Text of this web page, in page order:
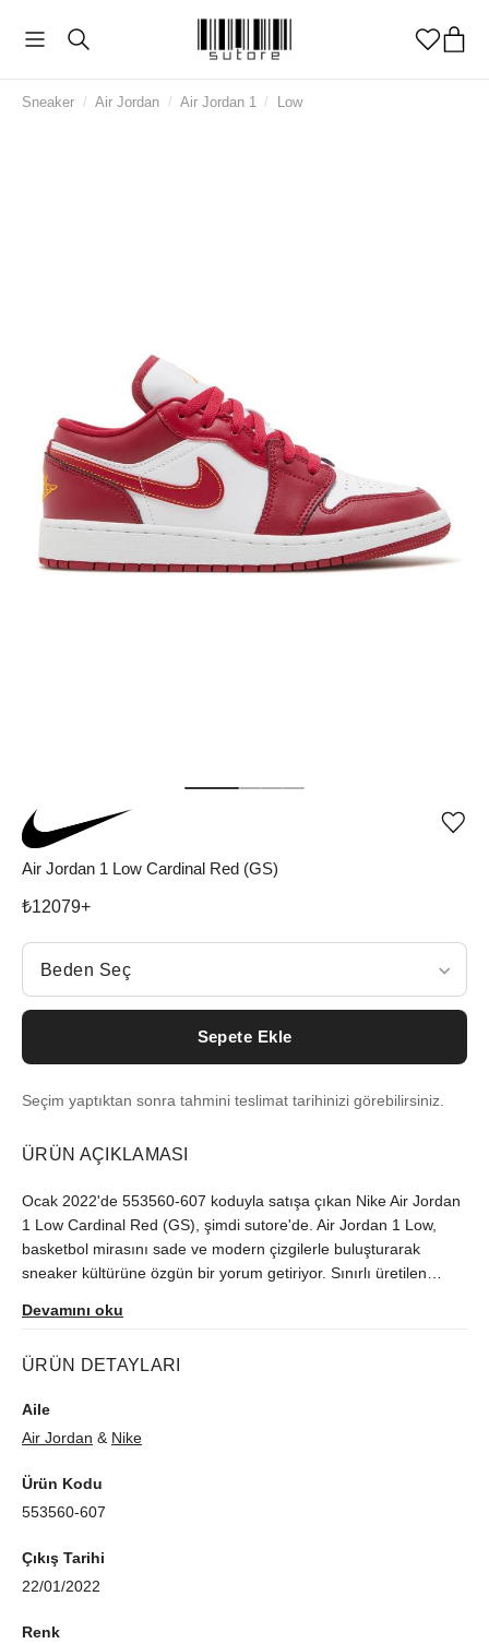
Sneaker / Air Jordan / Air Jordan 1 / Low
Air Jordan 1 Low Cardinal Red (GS)
₺12079+
Beden Seç
Beden Seç
Sepete Ekle
Seçim yaptıktan sonra tahmini teslimat tarihinizi görebilirsiniz.
ÜRÜN AÇIKLAMASI
Ocak 2022'de 553560-607 koduyla satışa çıkan Nike Air Jordan
1 Low Cardinal Red (GS), şimdi sutore'de. Air Jordan 1 Low,
basketbol mirasını sade ve modern çizgilerle buluşturarak
sneaker kültürüne özgün bir yorum getiriyor. Sınırlı üretilen
Devamını oku
ÜRÜN DETAYLARI
Aile
Air Jordan & Nike
Ürün Kodu
553560-607
Çıkış Tarihi
22/01/2022
Renk